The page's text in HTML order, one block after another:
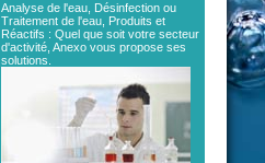
Analyse de l'eau, Désinfection ou
Traitement de l'eau, Produits et
Réactifs : Quel que soit votre secteur
d'activité, Anexo vous propose ses
solutions.